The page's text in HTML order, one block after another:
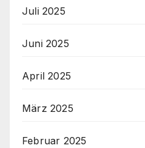
Juli 2025
Juni 2025
April 2025
März 2025
Februar 2025